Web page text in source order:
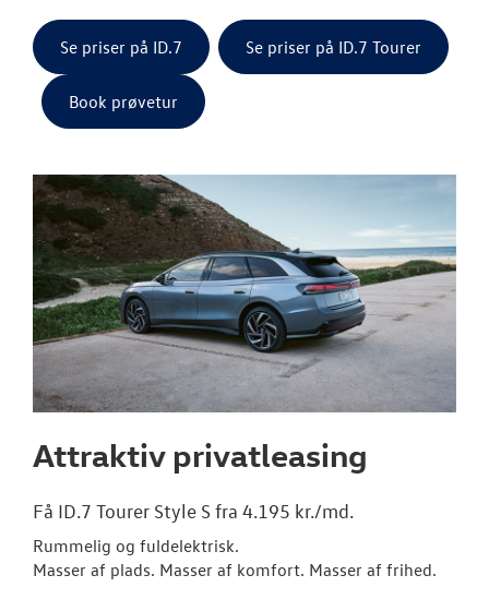
T-Roc
Den nye
Garanti
BRUGTE BILER
VÆRKSTED
OM OS
Se priser på ID.7 Se priser på ID.7 Tourer
Book prøvetur
Attraktiv privatleasing
Få ID.7 Tourer Style S fra 4.195 kr./md.
Rummelig og fuldelektrisk.
Masser af plads. Masser af komfort. Masser af frihed.